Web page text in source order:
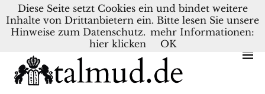
KONTAKT BLOG DEUTSCH NEDERLANDS
Diese Seite setzt Cookies ein und bindet weitere
Inhalte von Drittanbietern ein. Bitte lesen Sie unsere
Hinweise zum Datenschutz. mehr Informationen:
hier klicken
OK